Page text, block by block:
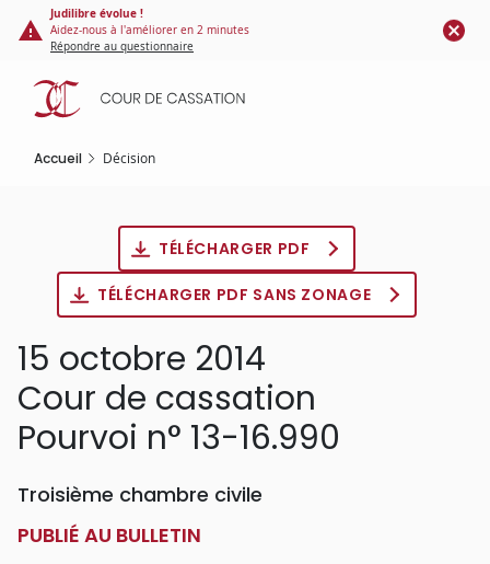
Panneau de gestion des cookies
contenu
principal
Judilibre évolue !
Aidez-nous à l'améliorer en 2 minutes
Répondre au questionnaire
Accueil Décision
TÉLÉCHARGER PDF
TÉLÉCHARGER PDF SANS ZONAGE
15 octobre 2014
Cour de cassation
Pourvoi n° 13-16.990
Troisième chambre civile
PUBLIÉ AU BULLETIN